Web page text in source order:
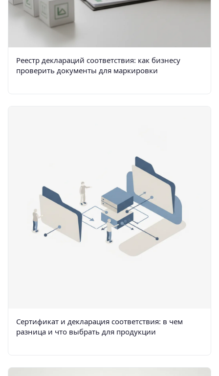
Реестр деклараций соответствия: как бизнесу
проверить документы для маркировки
Сертификат и декларация соответствия: в чем
разница и что выбрать для продукции